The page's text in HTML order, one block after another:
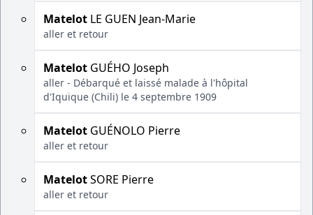
Matelot LE GUEN Jean-Marie
aller et retour
Matelot GUÉHO Joseph
aller - Débarqué et laissé malade à l'hôpital
d'Iquique (Chili) le 4 septembre 1909
Matelot GUÉNOLO Pierre
aller et retour
MatelotSORE Pierre
aller et retour